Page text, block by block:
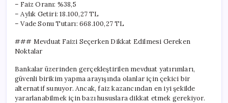
– Faiz Oranı: %38,5
– Aylık Getiri: 18.100,27 TL
– Vade Sonu Tutarı: 668.100,27 TL
### Mevduat Faizi Seçerken Dikkat Edilmesi Gereken
Noktalar
Bankalar üzerinden gerçekleştirilen mevduat yatırımları,
güvenli birikim yapma arayışında olanlar için çekici bir
alternatif sunuyor. Ancak, faiz kazancından en iyi şekilde
yararlanabilmek için bazı hususlara dikkat etmek gerekiyor.